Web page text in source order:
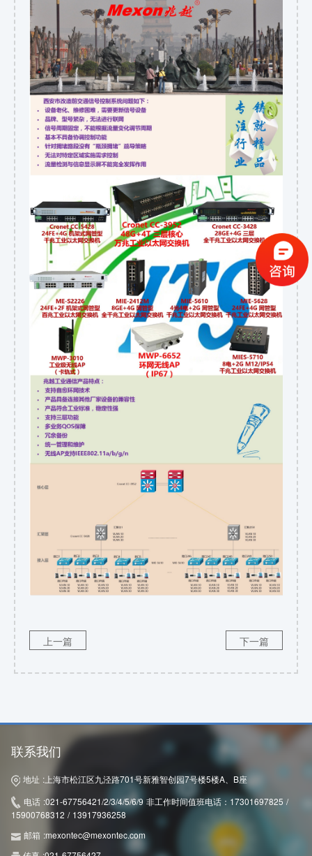
上一篇 下一篇
联系我们
地址 : 上海市松江区九泾路701号新雅智创园7号楼5楼A、B座
电话 :021-67756421/2/3/4/5/6/9 非工作时间值班电话：17301697825 /
15900768312 / 13917936258
邮箱 :mexontec@mexontec.com